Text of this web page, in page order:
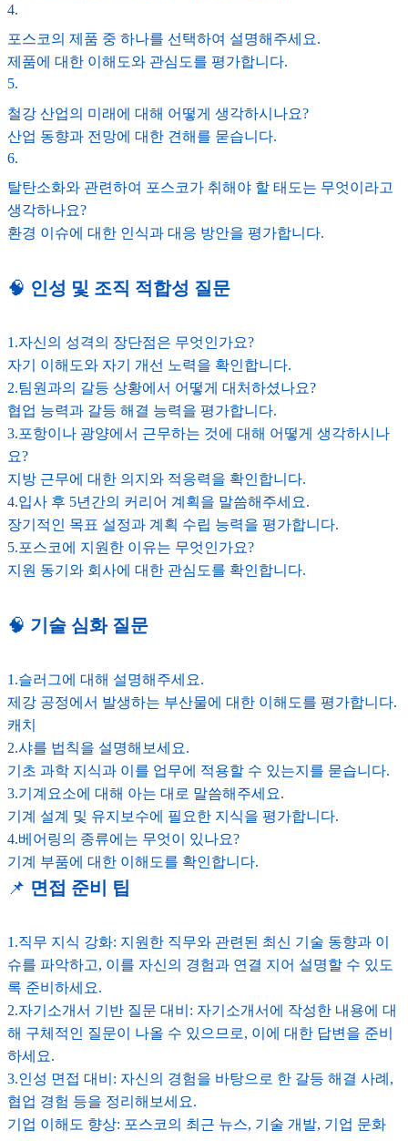
4.
포스코의 제품 중 하나를 선택하여 설명해주세요.
제품에 대한 이해도와 관심도를 평가합니다.
5.
철강 산업의 미래에 대해 어떻게 생각하시나요?
산업 동향과 전망에 대한 견해를 묻습니다.
6.
탈탄소화와 관련하여 포스코가 취해야 할 태도는 무엇이라고
생각하나요?
환경 이슈에 대한 인식과 대응 방안을 평가합니다.
🧠 인성 및 조직 적합성 질문
1.자신의 성격의 장단점은 무엇인가요?
자기 이해도와 자기 개선 노력을 확인합니다.
2.팀원과의 갈등 상황에서 어떻게 대처하셨나요?
협업 능력과 갈등 해결 능력을 평가합니다.
3.포항이나 광양에서 근무하는 것에 대해 어떻게 생각하시나
요?
지방 근무에 대한 의지와 적응력을 확인합니다.
4.입사 후 5년간의 커리어 계획을 말씀해주세요.
장기적인 목표 설정과 계획 수립 능력을 평가합니다.
5.포스코에 지원한 이유는 무엇인가요?
지원 동기와 회사에 대한 관심도를 확인합니다.
🧠 기술 심화 질문
1.슬러그에 대해 설명해주세요.
제강 공정에서 발생하는 부산물에 대한 이해도를 평가합니다.
캐치
2.샤를 법칙을 설명해보세요.
기초 과학 지식과 이를 업무에 적용할 수 있는지를 묻습니다.
3.기계요소에 대해 아는 대로 말씀해주세요.
기계 설계 및 유지보수에 필요한 지식을 평가합니다.
4.베어링의 종류에는 무엇이 있나요?
기계 부품에 대한 이해도를 확인합니다.
📌 면접 준비 팁
1.직무 지식 강화: 지원한 직무와 관련된 최신 기술 동향과 이
슈를 파악하고, 이를 자신의 경험과 연결 지어 설명할 수 있도
록 준비하세요.
2.자기소개서 기반 질문 대비: 자기소개서에 작성한 내용에 대
해 구체적인 질문이 나올 수 있으므로, 이에 대한 답변을 준비
하세요.
3.인성 면접 대비: 자신의 경험을 바탕으로 한 갈등 해결 사례,
협업 경험 등을 정리해보세요.
기업 이해도 향상: 포스코의 최근 뉴스, 기술 개발, 기업 문화